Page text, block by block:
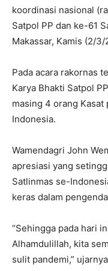
koordinasi nasional
Satpol PP dan ke-61
Makassar, Kamis (2/3/
Pada acara rakornas
Karya Bhakti Satpol
masing 4 orang
Indonesia.
Wamendagri John
apresiasi yang
Satlinmas se-
keras dalam
“Sehingga pada hari
Alhamdulillah, kita
sulit pandemi,”